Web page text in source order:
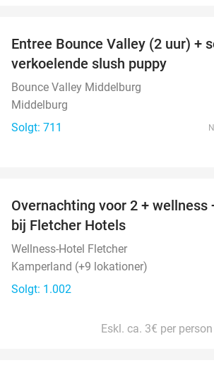
Entree Bounce Valley (2 uur) +
verkoelende slush puppy
Bounce Valley Middelburg
Middelburg
Solgt: 711
Overnachting voor 2 +
bij Fletcher Hotels
Wellness-Hotel Fletcher
Kamperland (+9 lokationer)
Solgt: 1.002
Eskl. ca. 3€ per